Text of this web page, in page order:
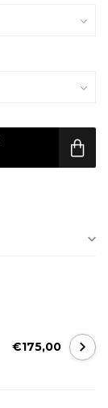
€175,00